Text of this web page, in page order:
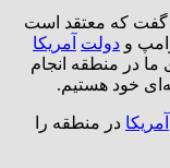
گفت که معتقد است
و دولت آمریکا
ما در منطقه انجام
خود هستیم.
آمریکا در منطقه را